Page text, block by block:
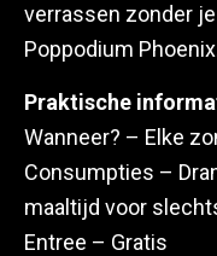
verrassen zonder
Poppodium
Praktische
Wanneer? – Elke
Consumpties –
maaltijd voor
Entree – Gratis